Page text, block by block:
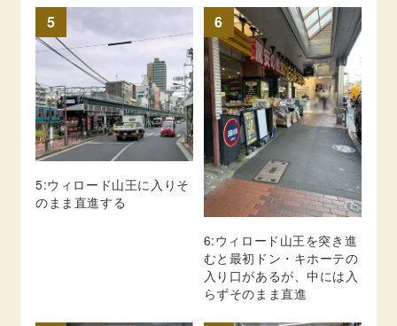
5
5:ウィロード山王に入りそ
のまま直進する
6
6:ウィロード山王を突き進
むと最初ドン・キホーテの
入り口があるが、中には入
らずそのまま直進